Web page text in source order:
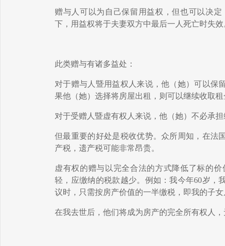
赠与 人可以为自己保留用益权，但也可以决
下，用益权将于夫妻双方中最后一人死亡时失效
此类赠与有诸多益处：
对于赠与人暨用益权人来说，他（她）可以保
果他（她）选择将房屋出租，则可以继续收取
对于受赠人暨虚有权人 来说，他（她）不必承
但最重要的好处是税收优势。众所周知，在法
产税， 遗产税可能非常昂贵。
虚有权 的赠与以完全合法的方式降低了标的价
轻，应缴纳的税款越少。例如：我今年60岁，
议时，只需按房产价值的一半缴税 ， 即我的子
在我去世后，他们将成为房产的完全所有权人